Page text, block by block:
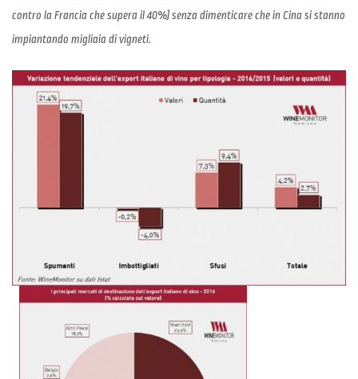
contro la Francia che supera il 40%) senza dimenticare che in Cina si stanno
impiantando migliaia di vigneti.